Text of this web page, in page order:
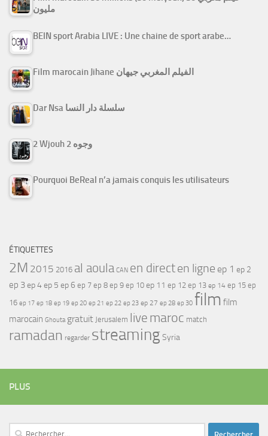
مليون
BEIN sport Arabia LIVE : Une chaine de sport arabe…
Film marocain Jihane الفيلم المغربي جيهان
Dar Nsa سلسلة دار النسا
2 Wjouh 2 وجوه
Pourquoi BeReal n’a jamais conquis les utilisateurs
ÉTIQUETTES
2M 2015 2016 al aoula CAN en directen ligne ep 1 ep 2
ep 3ep 4ep 5 ep 6 ep 7 ep 8 ep 9 ep 10 ep 11 ep 12 ep 13 ep 14 ep 15 ep
16 ep 17 ep 18 ep 19 ep 20 ep 21 ep 22 ep 23 ep 27 ep 28 ep 30 film film
marocain Ghouta gratuit Jerusalem live maroc match
ramadan regarder streamingSyria
PLUS
Rechercher :